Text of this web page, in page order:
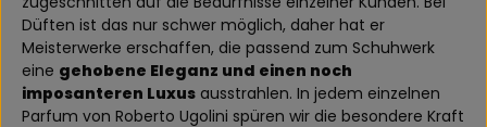
Düften ist das nur schwer möglich, daher hat er
Meisterwerke erschaffen, die passend zum Schuhwerk
eine gehobene Eleganz und einen noch
imposanteren Luxus ausstrahlen. In jedem einzelnen
Parfum von Roberto Ugolini spüren wir die besondere Kraft